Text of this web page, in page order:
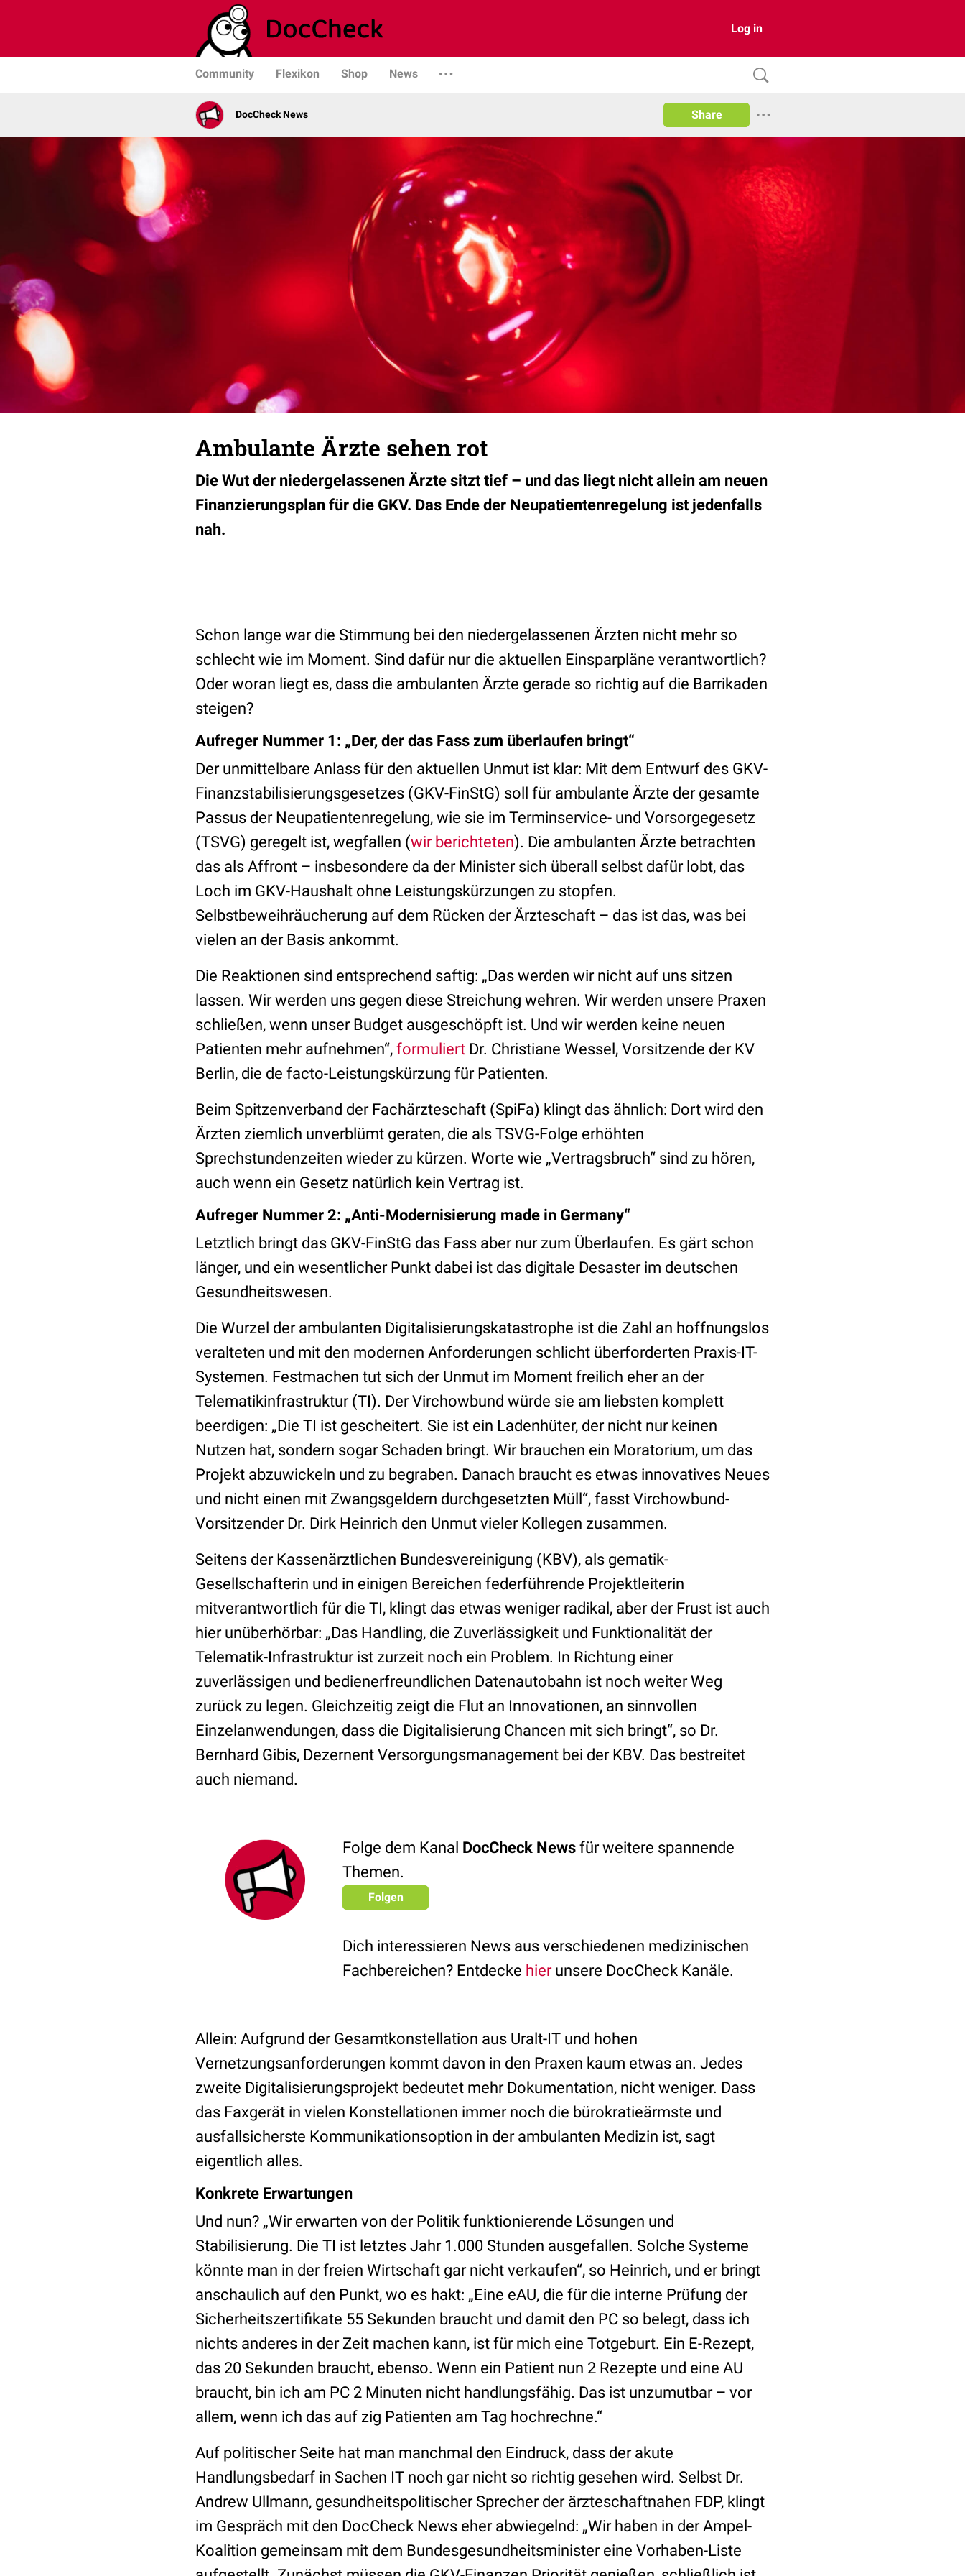
Log in
Community Flexikon Shop News
DocCheck News Share
Ambulante Ärzte sehen rot
Die Wut der niedergelassenen Ärzte sitzt tief – und das liegt nicht allein am neuen
Finanzierungsplan für die GKV. Das Ende der Neupatientenregelung ist jedenfalls
nah.
Schon lange war die Stimmung bei den niedergelassenen Ärzten nicht mehr so
schlecht wie im Moment. Sind dafür nur die aktuellen Einsparpläne verantwortlich?
Oder woran liegt es, dass die ambulanten Ärzte gerade so richtig auf die Barrikaden
steigen?
Aufreger Nummer 1: „Der, der das Fass zum überlaufen bringt“
Der unmittelbare Anlass für den aktuellen Unmut ist klar: Mit dem Entwurf des GKV-
Finanzstabilisierungsgesetzes (GKV-FinStG) soll für ambulante Ärzte der gesamte
Passus der Neupatientenregelung, wie sie im Terminservice- und Vorsorgegesetz
(TSVG) geregelt ist, wegfallen (wir berichteten). Die ambulanten Ärzte betrachten
das als Affront – insbesondere da der Minister sich überall selbst dafür lobt, das
Loch im GKV-Haushalt ohne Leistungskürzungen zu stopfen.
Selbstbeweihräucherung auf dem Rücken der Ärzteschaft – das ist das, was bei
vielen an der Basis ankommt.
Die Reaktionen sind entsprechend saftig: „Das werden wir nicht auf uns sitzen
lassen. Wir werden uns gegen diese Streichung wehren. Wir werden unsere Praxen
schließen, wenn unser Budget ausgeschöpft ist. Und wir werden keine neuen
Patienten mehr aufnehmen“, formuliert Dr. Christiane Wessel, Vorsitzende der KV
Berlin, die de facto-Leistungskürzung für Patienten.
Beim Spitzenverband der Fachärzteschaft (SpiFa) klingt das ähnlich: Dort wird den
Ärzten ziemlich unverblümt geraten, die als TSVG-Folge erhöhten
Sprechstundenzeiten wieder zu kürzen. Worte wie „Vertragsbruch“ sind zu hören,
auch wenn ein Gesetz natürlich kein Vertrag ist.
Aufreger Nummer 2: „Anti-Modernisierung made in Germany“
Letztlich bringt das GKV-FinStG das Fass aber nur zum Überlaufen. Es gärt schon
länger, und ein wesentlicher Punkt dabei ist das digitale Desaster im deutschen
Gesundheitswesen.
Die Wurzel der ambulanten Digitalisierungskatastrophe ist die Zahl an hoffnungslos
veralteten und mit den modernen Anforderungen schlicht überforderten Praxis-IT-
Systemen. Festmachen tut sich der Unmut im Moment freilich eher an der
Telematikinfrastruktur (TI). Der Virchowbund würde sie am liebsten komplett
beerdigen: „Die TI ist gescheitert. Sie ist ein Ladenhüter, der nicht nur keinen
Nutzen hat, sondern sogar Schaden bringt. Wir brauchen ein Moratorium, um das
Projekt abzuwickeln und zu begraben. Danach braucht es etwas innovatives Neues
und nicht einen mit Zwangsgeldern durchgesetzten Müll“, fasst Virchowbund-
Vorsitzender Dr. Dirk Heinrich den Unmut vieler Kollegen zusammen.
Seitens der Kassenärztlichen Bundesvereinigung (KBV), als gematik-
Gesellschafterin und in einigen Bereichen federführende Projektleiterin
mitverantwortlich für die TI, klingt das etwas weniger radikal, aber der Frust ist auch
hier unüberhörbar: „Das Handling, die Zuverlässigkeit und Funktionalität der
Telematik-Infrastruktur ist zurzeit noch ein Problem. In Richtung einer
zuverlässigen und bedienerfreundlichen Datenautobahn ist noch weiter Weg
zurück zu legen. Gleichzeitig zeigt die Flut an Innovationen, an sinnvollen
Einzelanwendungen, dass die Digitalisierung Chancen mit sich bringt“, so Dr.
Bernhard Gibis, Dezernent Versorgungsmanagement bei der KBV. Das bestreitet
auch niemand.
Folge dem Kanal DocCheck News für weitere spannende
Themen.
Folgen
Dich interessieren News aus verschiedenen medizinischen
Fachbereichen? Entdecke hierunsere DocCheck Kanäle.
Allein: Aufgrund der Gesamtkonstellation aus Uralt-IT und hohen
Vernetzungsanforderungen kommt davon in den Praxen kaum etwas an. Jedes
zweite Digitalisierungsprojekt bedeutet mehr Dokumentation, nicht weniger. Dass
das Faxgerät in vielen Konstellationen immer noch die bürokratieärmste und
ausfallsicherste Kommunikationsoption in der ambulanten Medizin ist, sagt
eigentlich alles.
Konkrete Erwartungen
Und nun? „Wir erwarten von der Politik funktionierende Lösungen und
Stabilisierung. Die TI ist letztes Jahr 1.000 Stunden ausgefallen. Solche Systeme
könnte man in der freien Wirtschaft gar nicht verkaufen“, so Heinrich, und er bringt
anschaulich auf den Punkt, wo es hakt: „Eine eAU, die für die interne Prüfung der
Sicherheitszertifikate 55 Sekunden braucht und damit den PC so belegt, dass ich
nichts anderes in der Zeit machen kann, ist für mich eine Totgeburt. Ein E-Rezept,
das 20 Sekunden braucht, ebenso. Wenn ein Patient nun 2 Rezepte und eine AU
braucht, bin ich am PC 2 Minuten nicht handlungsfähig. Das ist unzumutbar – vor
allem, wenn ich das auf zig Patienten am Tag hochrechne.“
Auf politischer Seite hat man manchmal den Eindruck, dass der akute
Handlungsbedarf in Sachen IT noch gar nicht so richtig gesehen wird. Selbst Dr.
Andrew Ullmann, gesundheitspolitischer Sprecher der ärzteschaftnahen FDP, klingt
im Gespräch mit den DocCheck News eher abwiegelnd: „Wir haben in der Ampel-
Koalition gemeinsam mit dem Bundesgesundheitsminister eine Vorhaben-Liste